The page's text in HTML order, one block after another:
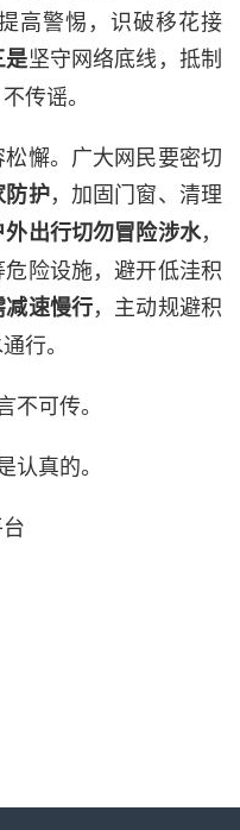
高警惕，识破移花接
是坚守网络底线，抵制
传谣。
懈。广大网民要密切
防护，加固门窗、清理
外出行切勿冒险涉水，
险设施，避开低洼积
速慢行，主动规避积
行。
不可传。
认真的。